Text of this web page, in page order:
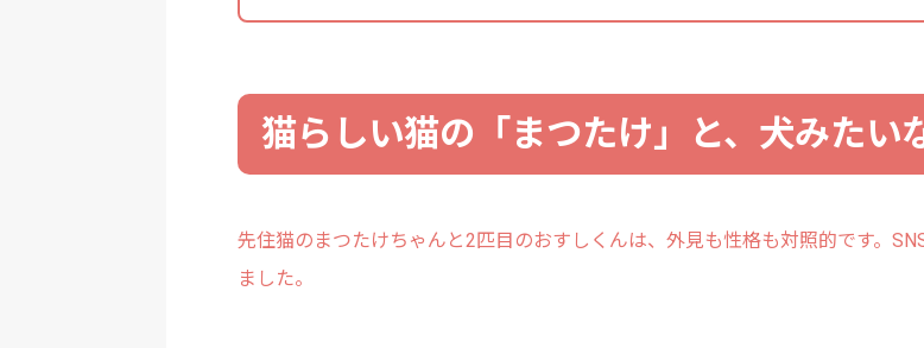
猫らしい猫の「まつたけ」と、犬みたい
先住猫のまつたけちゃんと2匹目のおすしくんは、外見も性格も対照的です。
ました。